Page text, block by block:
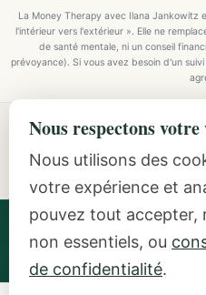
La Money Therapy avec Ilana Jankowitz
l'intérieur vers l'extérieur ». Elle ne
de santé mentale, ni un conseil
prévoyance). Si vous avez besoin d'un
Explore Mindful Money
Programmes, archetypes, the
resources.
Ilana Jankowitz · Certified
Practitioner · Inside-Out
Featured Speaker
Nous respectons
Nous utilisons des
votre expérience et
pouvez tout accepter,
non essentiels, ou
de confidentialité.